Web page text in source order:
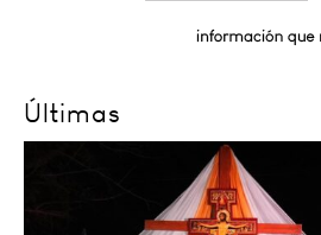
Últimas